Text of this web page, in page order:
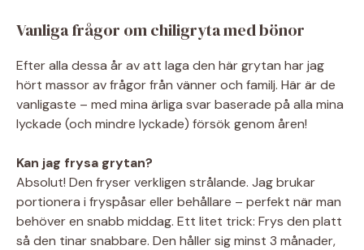
Vanliga frågor om chiligryta med bönor
Efter alla dessa år av att laga den här grytan har jag
hört massor av frågor från vänner och familj. Här är de
vanligaste – med mina ärliga svar baserade på alla mina
lyckade (och mindre lyckade) försök genom åren!
Kan jag frysa grytan?
Absolut! Den fryser verkligen strålande. Jag brukar
portionera i fryspåsar eller behållare – perfekt när man
behöver en snabb middag. Ett litet trick: Frys den platt
så den tinar snabbare. Den håller sig minst 3 månader,